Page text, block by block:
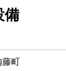
備
藤町